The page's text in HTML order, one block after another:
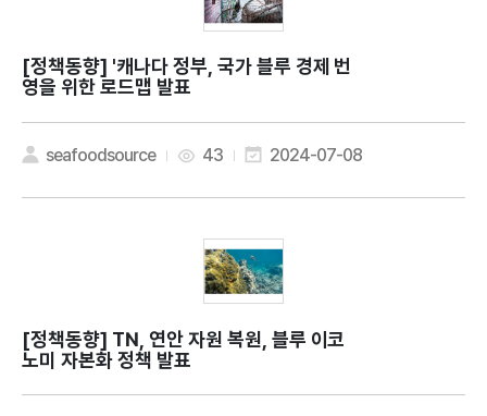
[정책동향]
영을 위한 로드맵 발표
seafoodsource 43 2024-07-08
[정책동향]
노미 자본화 정책 발표